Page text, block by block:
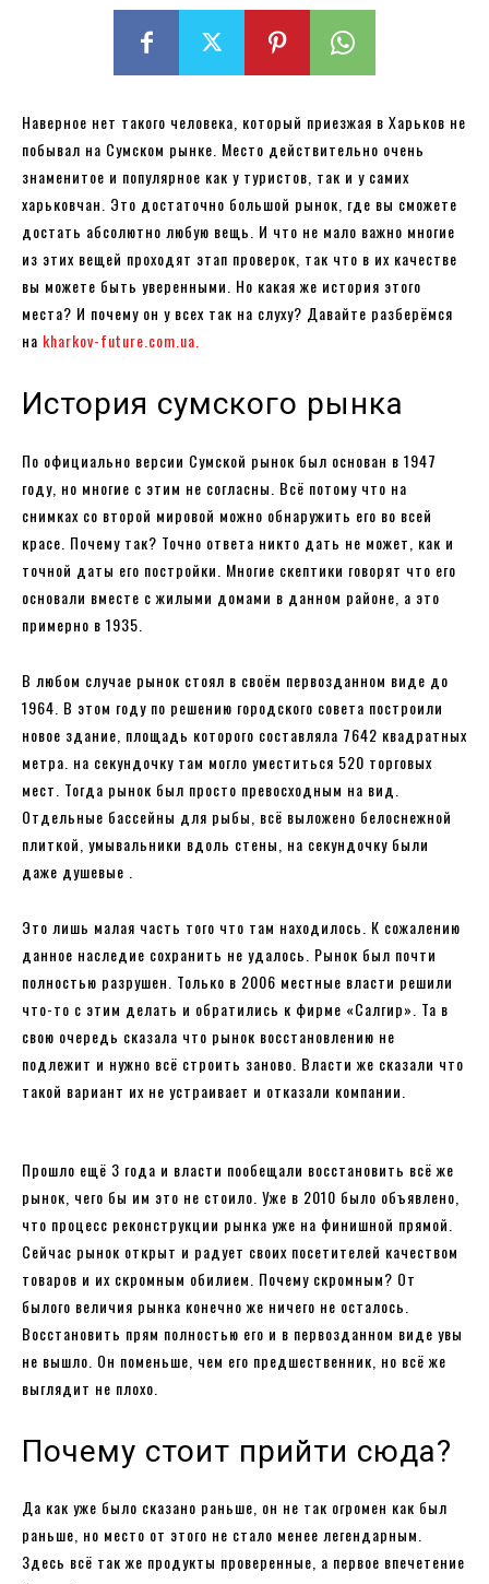
Наверное нет такого человека, который приезжая в Харьков не
побывал на Сумском рынке. Место действительно очень
знаменитое и популярное как у туристов, так и у самих
харьковчан. Это достаточно большой рынок, где вы сможете
достать абсолютно любую вещь. И что не мало важно многие
из этих вещей проходят этап проверок, так что в их качестве
вы можете быть уверенными. Но какая же история этого
места? И почему он у всех так на слуху? Давайте разберёмся
на kharkov-future.com.ua.
История сумского рынка
По официально версии Сумской рынок был основан в 1947
году, но многие с этим не согласны. Всё потому что на
снимках со второй мировой можно обнаружить его во всей
красе. Почему так? Точно ответа никто дать не может, как и
точной даты его постройки. Многие скептики говорят что его
основали вместе с жилыми домами в данном районе, а это
примерно в 1935.
В любом случае рынок стоял в своём первозданном виде до
1964. В этом году по решению городского совета построили
новое здание, площадь которого составляла 7642 квадратных
метра. на секундочку там могло уместиться 520 торговых
мест. Тогда рынок был просто превосходным на вид.
Отдельные бассейны для рыбы, всё выложено белоснежной
плиткой, умывальники вдоль стены, на секундочку были
даже душевые .
Это лишь малая часть того что там находилось. К сожалению
данное наследие сохранить не удалось. Рынок был почти
полностью разрушен. Только в 2006 местные власти решили
что-то с этим делать и обратились к фирме «Салгир». Та в
свою очередь сказала что рынок восстановлению не
подлежит и нужно всё строить заново. Власти же сказали что
такой вариант их не устраивает и отказали компании.
Прошло ещё 3 года и власти пообещали восстановить всё же
рынок, чего бы им это не стоило. Уже в 2010 было объявлено,
что процесс реконструкции рынка уже на финишной прямой.
Сейчас рынок открыт и радует своих посетителей качеством
товаров и их скромным обилием. Почему скромным? От
былого величия рынка конечно же ничего не осталось.
Восстановить прям полностью его и в первозданном виде увы
не вышло. Он поменьше, чем его предшественник, но всё же
выглядит не плохо.
Почему стоит прийти сюда?
Да как уже было сказано раньше, он не так огромен как был
раньше, но место от этого не стало менее легендарным.
Здесь всё так же продукты проверенные, а первое впечетение